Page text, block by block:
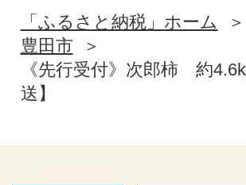
「ふるさと納税」ホーム
豊田市
《先行受付》次郎柿 約
送】